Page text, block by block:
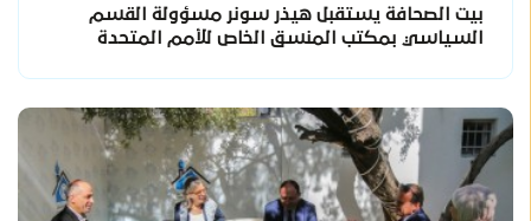
بيت الصحافة يستقبل هيذر سونر مسؤولة القسم
السياسي بمكتب المنسق الخاص للأمم المتحدة